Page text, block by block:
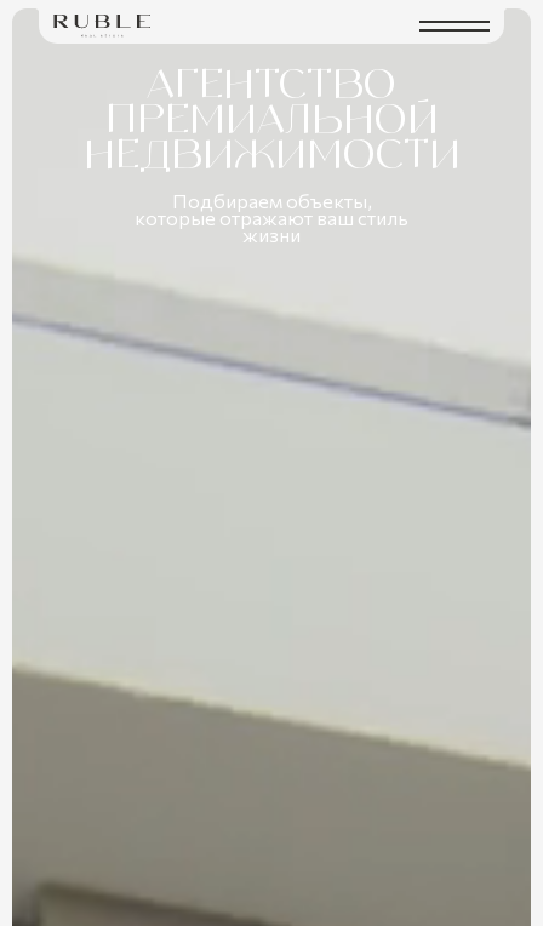
АГЕНТСТВО
ПРЕМИАЛЬНОЙ
НЕДВИЖИМОСТИ
Подбираем объекты,
которые отражают ваш стиль
жизни